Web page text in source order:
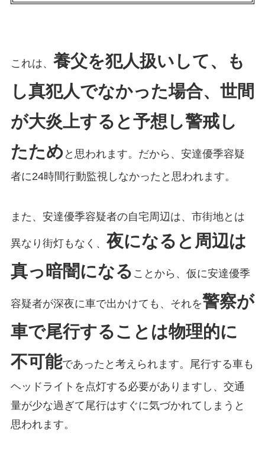
これは、 養父を犯人扱いして、も
し真犯人でなかった場合、世間
が大炎上すると予想し警戒し
たため と思われます。だから、安達優季容疑
者に24時間行動監視しなかったと思われます。
また、安達優季容疑者の自宅周辺は、市街地とは
異なり街灯もなく、 夜になると周辺は
真っ暗闇になる ことから、仮に安達優季
容疑者が深夜に車で出かけても、それを警察が
車で尾行することは物理的に
不可能であったと考えられます。尾行する車も
ヘッドライトを点灯する必要がありますし、交通
量が少な過ぎて尾行はすぐに気づかれてしまうと
思われます。